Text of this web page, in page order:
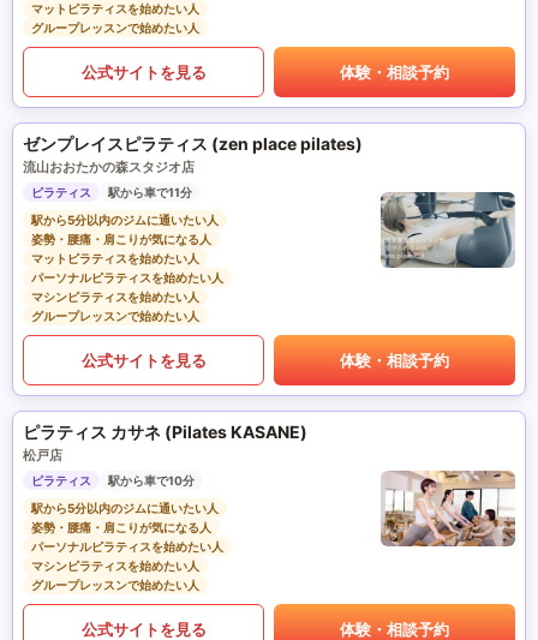
マットピラティスを始めたい人
グループレッスンで始めたい人
公式サイトを見る 体験・相談予約
ゼンプレイスピラティス (zen place pilates)
流山おおたかの森スタジオ店
ピラティス
駅から車で11分
駅から5分以内のジムに通いたい人
姿勢・腰痛・肩こりが気になる人
マットピラティスを始めたい人
パーソナルピラティスを始めたい人
マシンピラティスを始めたい人
グループレッスンで始めたい人
公式サイトを見る 体験・相談予約
ピラティス カサネ (Pilates KASANE)
松戸店
ピラティス
駅から車で10分
駅から5分以内のジムに通いたい人
姿勢・腰痛・肩こりが気になる人
パーソナルピラティスを始めたい人
マシンピラティスを始めたい人
グループレッスンで始めたい人
公式サイトを見る 体験・相談予約